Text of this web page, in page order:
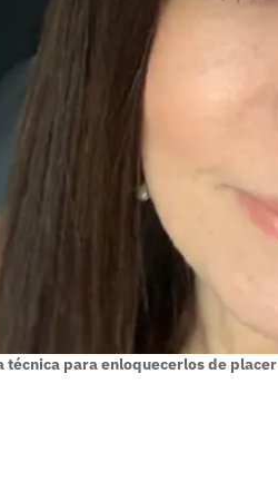
técnica para enloquecerlos de placer